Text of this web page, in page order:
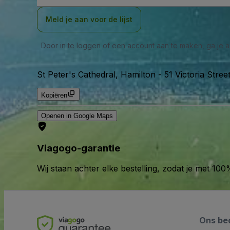
Meld je aan voor de lijst
Door in te loggen of een account aan te maken, ga je
St Peter's Cathedral, Hamilton - 51 Victoria
Kopiëren
Openen in Google Maps
Viagogo-garantie
Wij staan achter elke bestelling, zodat je met
Ons